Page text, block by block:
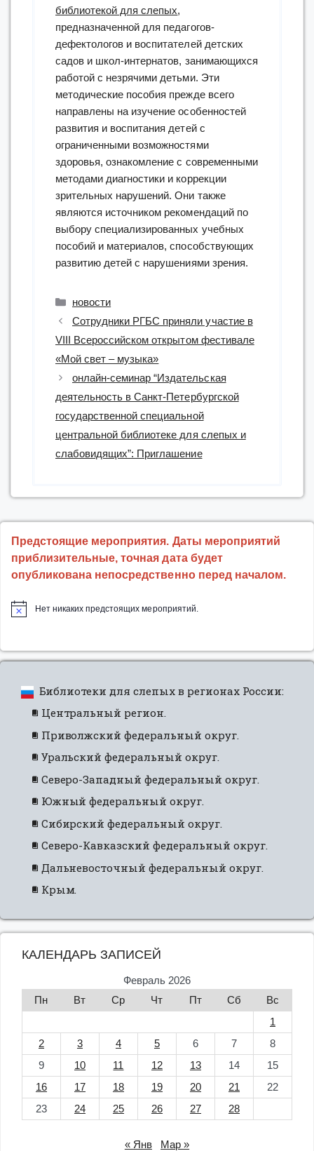
библиотекой для слепых,
предназначенной для педагогов-
дефектологов и воспитателей детских
садов и школ-интернатов, занимающихся
работой с незрячими детьми. Эти
методические пособия прежде всего
направлены на изучение особенностей
развития и воспитания детей с
ограниченными возможностями
здоровья, ознакомление с современными
методами диагностики и коррекции
зрительных нарушений. Они также
являются источником рекомендаций по
выбору специализированных учебных
пособий и материалов, способствующих
развитию детей с нарушениями зрения.
Рубрики
новости
Сотрудники РГБС приняли участие в
VIII Всероссийском открытом фестивале
«Мой свет – музыка»
онлайн-семинар “Издательская
деятельность в Санкт-Петербургской
государственной специальной
центральной библиотеке для слепых и
слабовидящих”: Приглашение
Предстоящие мероприятия. Даты мероприятий
приблизительные, точная дата будет
опубликована непосредственно перед началом.
Нет никаких предстоящих мероприятий.
Библиотеки для слепых в регионах России:
Центральный регион.
Приволжский федеральный округ.
Уральский федеральный округ.
Северо-Западный федеральный округ.
Южный федеральный округ.
Сибирский федеральный округ.
Северо-Кавказский федеральный округ.
Дальневосточный федеральный округ.
Крым.
КАЛЕНДАРЬ ЗАПИСЕЙ
Февраль 2026
Пн
Вт Ср Чт Пт Сб
Вс
1
2
3 4 5 6 7
8
9
10 11 12 13 14
15
16
17 18 19 20 21
22
23
24 25 26 27 28
« Янв Мар »